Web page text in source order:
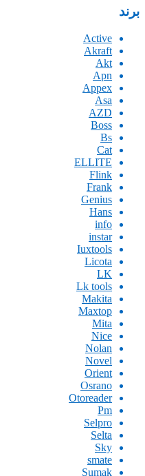
برند
Active
Akraft
Akt
Apn
Appex
Asa
AZD
Boss
Bs
Cat
ELLITE
Flink
Frank
Genius
Hans
info
instar
Iuxtools
Licota
LK
Lk tools
Makita
Maxtop
Mita
Nice
Nolan
Novel
Orient
Osrano
Otoreader
Pm
Selpro
Selta
Sky
smate
Sumak